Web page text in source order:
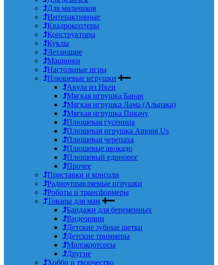
Для мальчиков
Интерактивные
Квадрокоптеры
Конструкторы
Куклы
Летающие
Машинки
Настольные игры
Плюшевые игрушки
Акула из Икеи
Мягкая игрушка Банан
Мягкая игрушка Лама (Альпака)
Мягкая игрушка Пикачу
Плюшевая гусеница
Плюшевая игрушка Among Us
Плюшевая черепаха
Плюшевые авокадо
Плюшевый единорог
Прочее
Приставки и консоли
Радиоуправляемые игрушки
Роботы и трансформеры
Товары для мам
Бандажи для беременных
Видеоняни
Детские зубные щетки
Детские триммеры
Молокоотсосы
Другие
Хобби и творчество